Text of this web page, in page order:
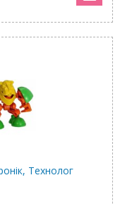
Технолог